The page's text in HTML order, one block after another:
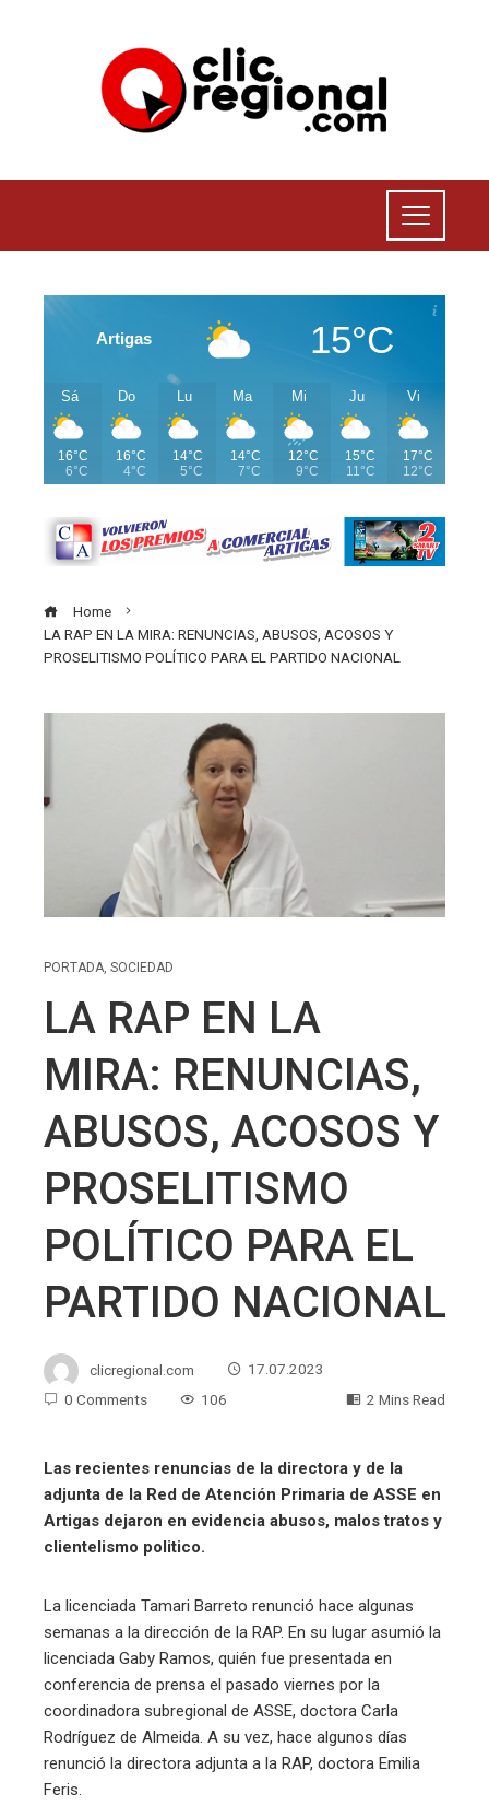
Artigas 15°C
Sá
16°C
6°C
Do
16°C
4°C
Lu
14°C
5°C
Ma
14°C
7°C
Mi
12°C
9°C
Ju
15°C
11°C
Vi
17°C
12°C
Home
LA RAP EN LA MIRA: RENUNCIAS, ABUSOS, ACOSOS Y
PROSELITISMO POLÍTICO PARA EL PARTIDO NACIONAL
PORTADA, SOCIEDAD
LA RAP EN LA
MIRA: RENUNCIAS,
ABUSOS, ACOSOS Y
PROSELITISMO
POLÍTICO PARA EL
PARTIDO NACIONAL
clicregional.com
17.07.2023
0 Comments
106 2 Mins Read
Las recientes renuncias de la directora y de la
adjunta de la Red de Atención Primaria de ASSE en
Artigas dejaron en evidencia abusos, malos tratos y
clientelismo politico.
La licenciada Tamari Barreto renunció hace algunas
semanas a la dirección de la RAP. En su lugar asumió la
licenciada Gaby Ramos, quién fue presentada en
conferencia de prensa el pasado viernes por la
coordinadora subregional de ASSE, doctora Carla
Rodríguez de Almeida. A su vez, hace algunos días
renunció la directora adjunta a la RAP, doctora Emilia
Feris.